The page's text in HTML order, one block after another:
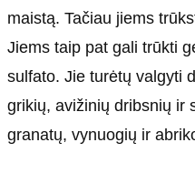
maistą. Tačiau jiems
Jiems taip pat gali trūkti
sulfato. Jie turėtų valgyti
grikių, avižinių dribsnių ir
granatų, vynuogių ir